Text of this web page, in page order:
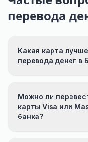
перевода
Какая карта
перевода денег в
Можно ли
карты Visa или
банка?